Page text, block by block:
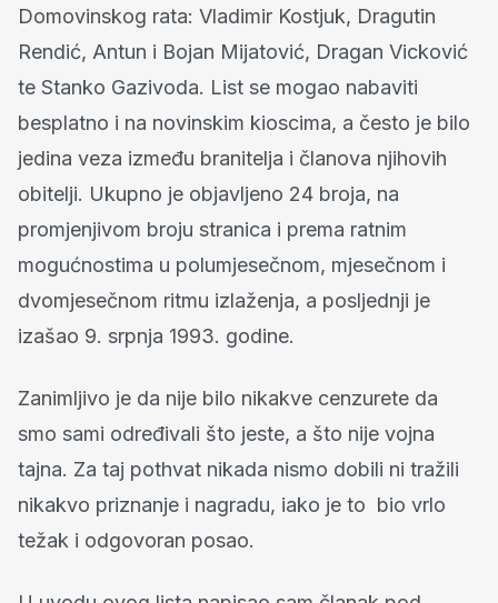
Domovinskog rata: Vladimir Kostjuk, Dragutin
Rendić, Antun i Bojan Mijatović, Dragan Vicković
te Stanko Gazivoda. List se mogao nabaviti
besplatno i na novinskim kioscima, a često je bilo
jedina veza između branitelja i članova njihovih
obitelji. Ukupno je objavljeno 24 broja, na
promjenjivom broju stranica i prema ratnim
mogućnostima u polumjesečnom, mjesečnom i
dvomjesečnom ritmu izlaženja, a posljednji je
izašao 9. srpnja 1993. godine.
Zanimljivo je da nije bilo nikakve cenzurete da
smo sami određivali što jeste, a što nije vojna
tajna. Za taj pothvat nikada nismo dobili ni tražili
nikakvo priznanje i nagradu, iako je to bio vrlo
težak i odgovoran posao.